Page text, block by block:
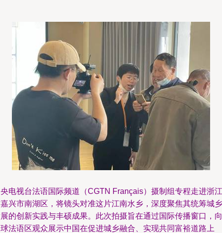
电视台法语国际频道（CGTN Français）摄制组专程走进浙江
兴市南湖区，将镜头对准这片江南水乡，深度聚焦其统筹城乡
的创新实践与丰硕成果。此次拍摄旨在通过国际传播窗口，向
法语区观众展示中国在促进城乡融合、实现共同富裕道路上